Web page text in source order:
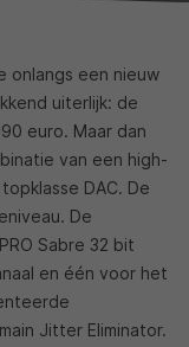
onlangs een nieuw
uiterlijk: de
euro. Maar dan
van een high-
DAC. De
De
Sabre 32 bit
en één voor het
Jitter Eliminator.